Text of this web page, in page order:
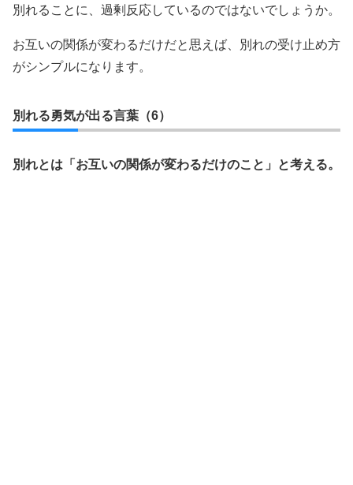
別れることに、過剰反応しているのではないでしょうか。
お互いの関係が変わるだけだと思えば、別れの受け止め方
がシンプルになります。
別れる勇気が出る言葉（6）
別れとは「お互いの関係が変わるだけのこと」と考える。